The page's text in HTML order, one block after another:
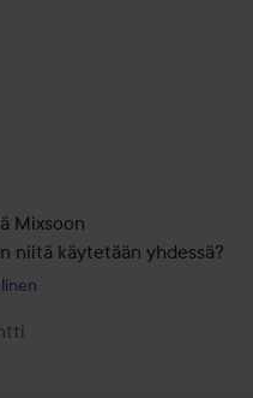
sitten
Mixsoon
niitä käytetään yhdessä?